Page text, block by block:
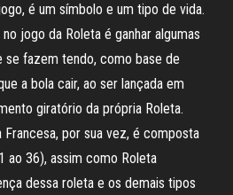
é um símbolo e um tipo de vida.
jogo da Roleta é ganhar algumas
se fazem tendo, como base de
a bola cair, ao ser lançada em
giratório da própria Roleta.
Francesa, por sua vez, é composta
ao 36), assim como Roleta
dessa roleta e os demais tipos